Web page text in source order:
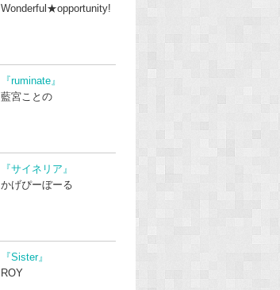
Wonderful★opportunity!
『ruminate』
藍宮ことの
『サイネリア』
かげぴーぼーる
『Sister』
ROY